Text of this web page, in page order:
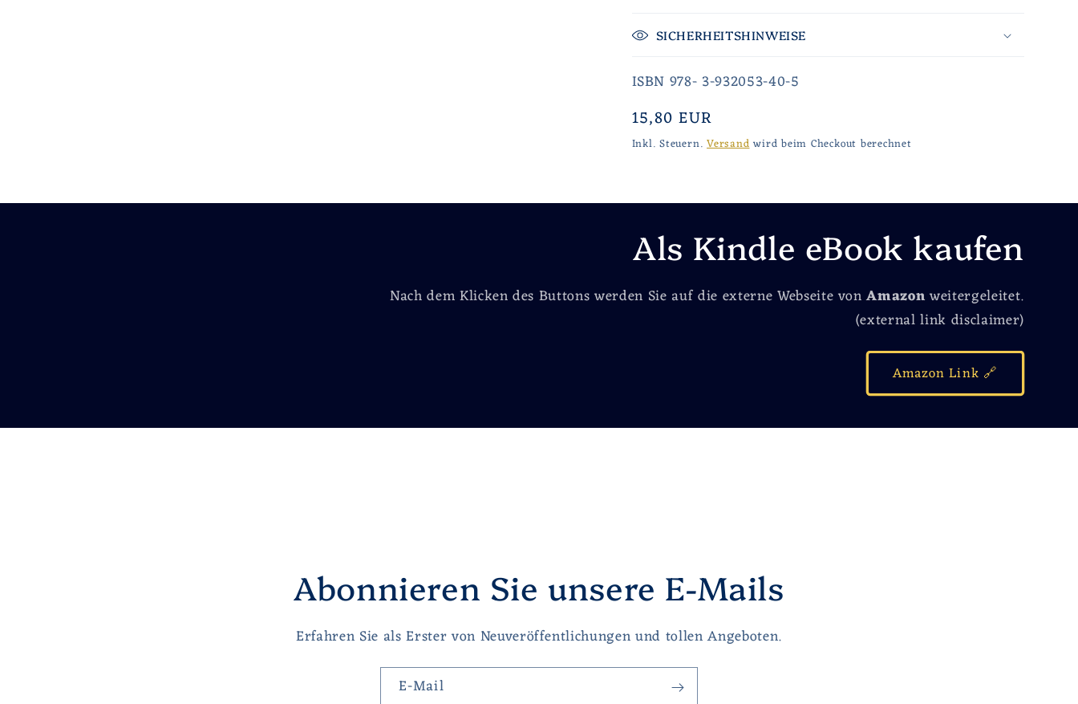
SICHERHEITSHINWEISE
ISBN 978- 3-932053-40-5
Normaler
Preis
15,80 EUR
Inkl. Steuern.Versandwird beim Checkout berechnet
Als Kindle eBook kaufen
Nach dem Klicken des Buttons werden Sie auf die externe Webseite vonAmazonweitergeleitet.
(external link disclaimer)
Amazon Link 🔗
Abonnieren Sie unsere E-Mails
Erfahren Sie als Erster von Neuveröffentlichungen und tollen Angeboten.
E-Mail